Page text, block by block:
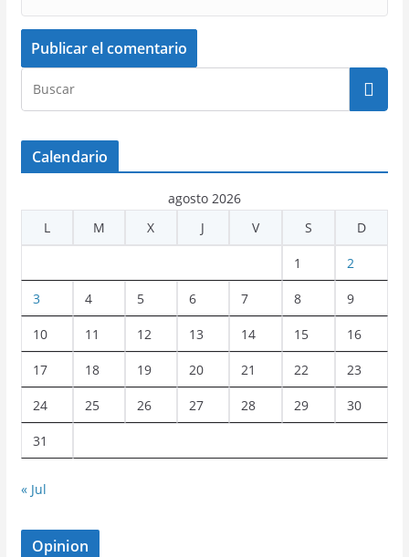
Calendario
agosto 2026
L
M X J V S D
1 2
3 4 5 6 7 8 9
10 11 12 13 14 15 16
17 18 19 20 21 22 23
24 25 26 27 28 29 30
31
« Jul
Opinion